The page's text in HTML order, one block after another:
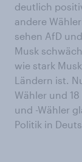
deutlich
andere
sehen AfD
Musk
wie stark
Ländern ist.
Wähler und
und -Wähler
Politik in